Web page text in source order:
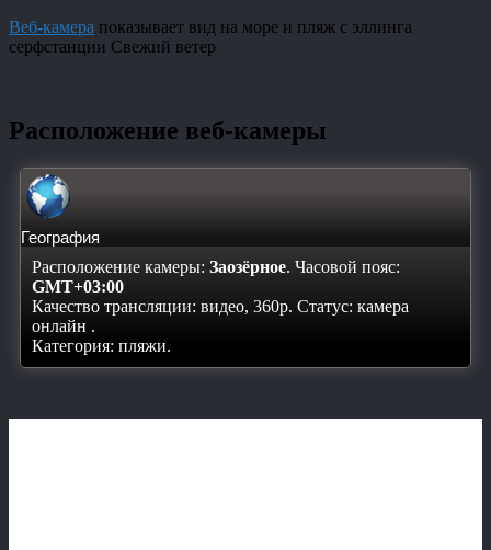
Веб-камера показывает вид на море и пляж с эллинга
серфстанции Свежий ветер
Расположение веб-камеры
География
Расположение камеры: Заозёрное. Часовой пояс:
GMT+03:00
Качество трансляции: видео, 360p. Статус: камера
онлайн .
Категория: пляжи.